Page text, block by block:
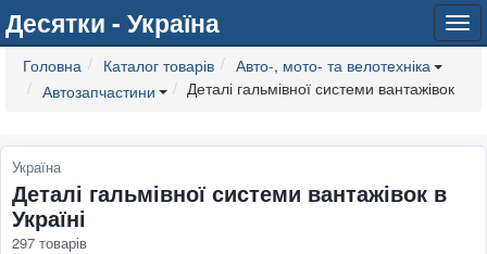
Десятки - Україна
Головна Каталог товарів
Авто-, мото- та велотехніка
Автозапчастини
Деталі гальмівної системи вантажівок
Україна
Деталі гальмівної системи вантажівок в
Україні
297 товарів